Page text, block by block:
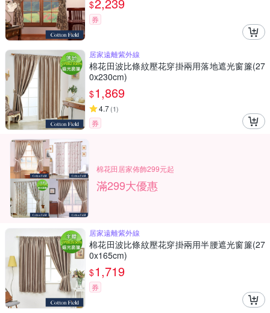
$2,239
券
居家遠離紫外線
棉花田波比條紋壓花穿掛兩用落地遮光窗簾(27
0x230cm)
$1,869
4.7(1)
券
棉花田居家佈飾299元起
滿299大優惠
居家遠離紫外線
棉花田波比條紋壓花穿掛兩用半腰遮光窗簾(27
0x165cm)
$1,719
券